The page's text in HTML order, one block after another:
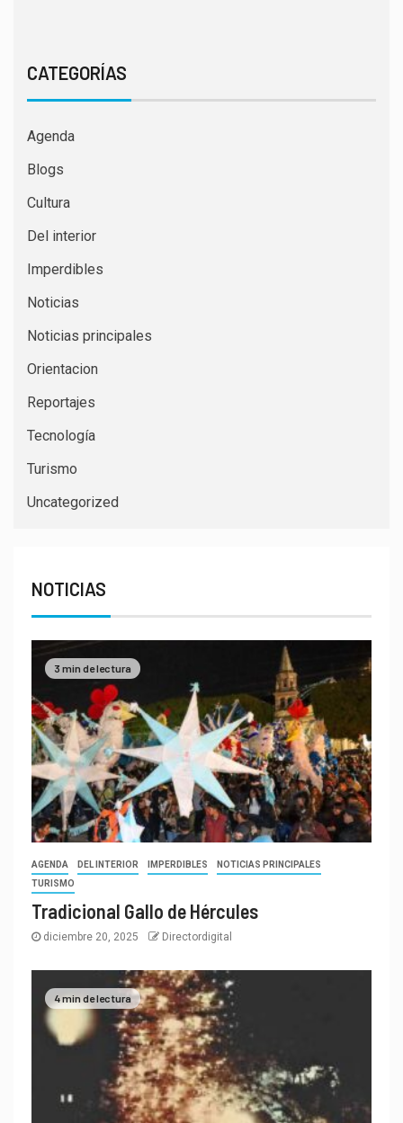
CATEGORÍAS
Agenda
Blogs
Cultura
Del interior
Imperdibles
Noticias
Noticias principales
Orientacion
Reportajes
Tecnología
Turismo
Uncategorized
NOTICIAS
3 min de lectura
AGENDA DEL INTERIOR IMPERDIBLES
NOTICIAS PRINCIPALES
TURISMO
Tradicional Gallo de Hércules
diciembre 20, 2025 Directordigital
4 min de lectura